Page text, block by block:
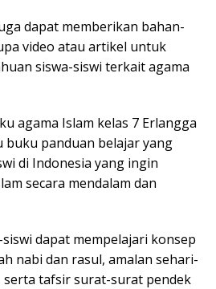
dapat memberikan bahan-
video atau artikel untuk
siswa-siswi terkait agama
agama Islam kelas 7 Erlangga
buku panduan belajar yang
di Indonesia yang ingin
secara mendalam dan
dapat mempelajari konsep
nabi dan rasul, amalan sehari-
serta tafsir surat-surat pendek